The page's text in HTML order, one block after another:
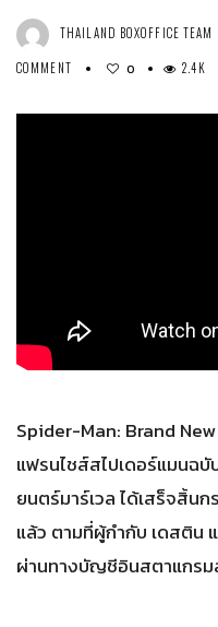
THAILAND BOXOFFICE TEAM
COMMENT
0 2.4K
Spider-Man: Brand
แฟรนไชส์สไปเดอร์แมนฉ
ยนตร์มาร์เวล ได้เสร็จสิ้นก
แล้ว ตามที่ผู้กำกับ เดสติน
ผ่านทางบัญชีอินสตาแกร